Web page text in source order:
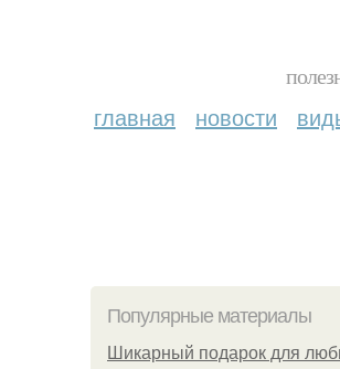
главная новости
Популярные материалы
Шикарный подарок для